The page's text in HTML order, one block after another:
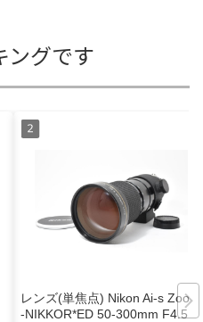
ングです
レンズ(単焦点) Nikon Ai-s Zoom
-NIKKOR*ED 50-300mm F4.5